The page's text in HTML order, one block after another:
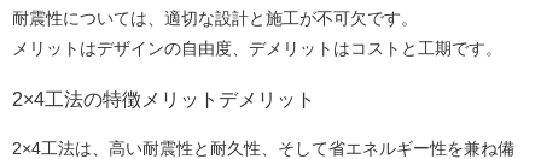
耐震性については、適切な設計と施工が不可欠です。
メリットはデザインの自由度、デメリットはコストと工期です。
2×4工法の特徴メリットデメリット
2×4工法は、高い耐震性と耐久性、そして省エネルギー性を兼ね備